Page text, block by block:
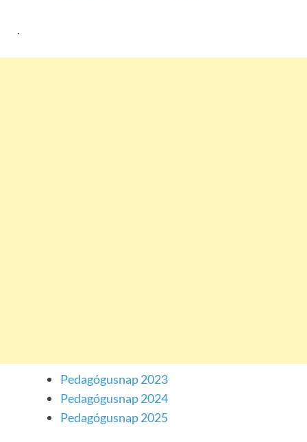
.
Pedagógusnap 2023
Pedagógusnap 2024
Pedagógusnap 2025